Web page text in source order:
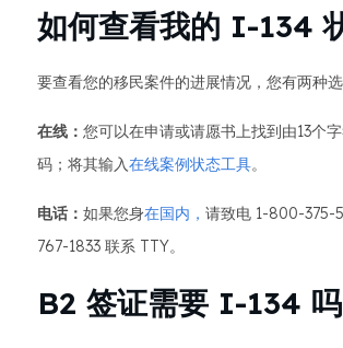
如何查看我的 I-134
要查看您的移民案件的进展情况，您有两种选
在线： 您可以在申请或请愿书上找到由13个
码；将其输入在线案例状态工具。
电话： 如果您身在国内， 请致电 1-800-375-
767-1833 联系 TTY。
B2 签证需要 I-134 吗